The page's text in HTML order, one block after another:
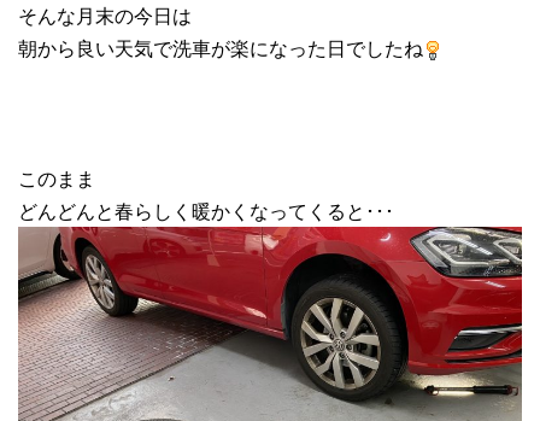
そんな月末の今日は
朝から良い天気で洗車が楽になった日でしたね
このまま
どんどんと春らしく暖かくなってくると･･･